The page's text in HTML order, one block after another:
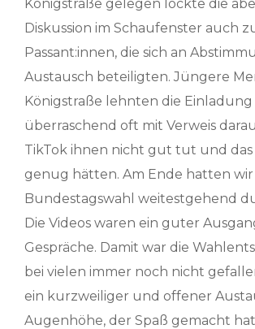
Königstraße gelegen lockte die
Diskussion im Schaufenster auch
Passant:innen, die sich an
Austausch beteiligten. Jüngere
Königstraße lehnten die
überraschend oft mit Verweis
TikTok ihnen nicht gut tut und das
genug hätten. Am Ende hatten
Bundestagswahl weitestgehend
Die Videos waren ein guter
Gespräche. Damit war die
bei vielen immer noch nicht
ein kurzweiliger und offener
Augenhöhe, der Spaß gemacht